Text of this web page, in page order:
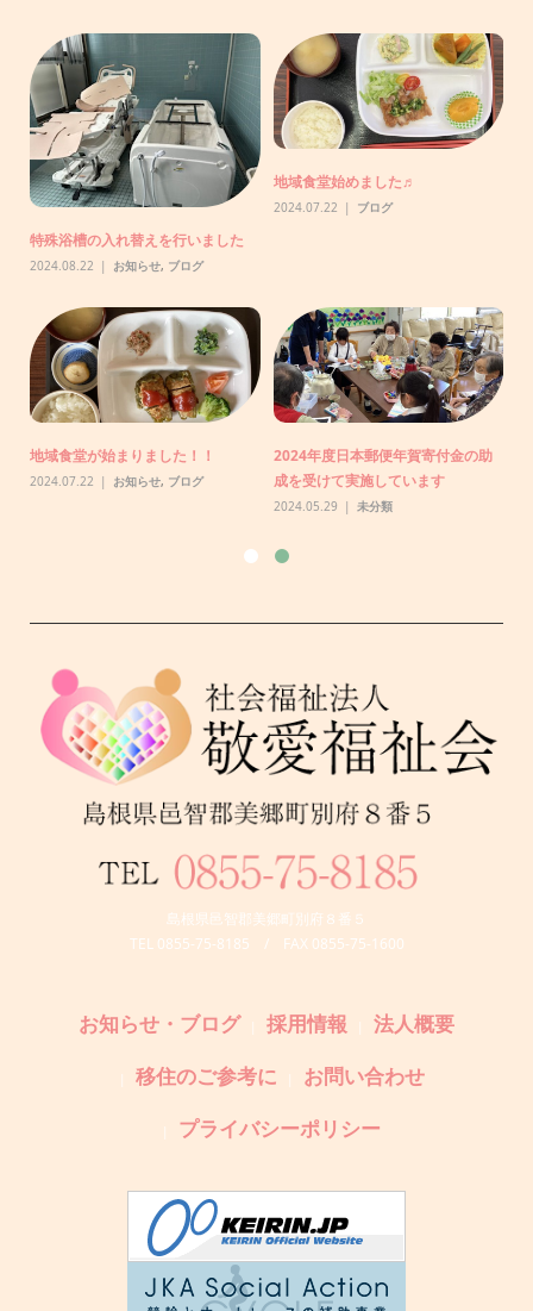
特殊浴槽の入れ替えを行いました
2024.08.22 お知らせ, ブログ
地域食堂始めました♬
2024.07.22 ブログ
地域食堂が始まりました！！
2024.07.22 お知らせ, ブログ
2024年度日本郵便年賀寄付金の助
成を受けて実施しています
2024.05.29 未分類
島根県邑智郡美郷町別府８番５
TEL 0855-75-8185 / FAX 0855-75-1600
お知らせ・ブログ 採用情報
法人概要
移住のご参考に
お問い合わせ
プライバシーポリシー